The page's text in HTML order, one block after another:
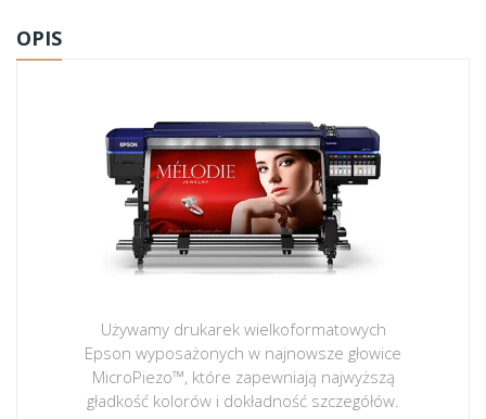
OPIS
Używamy drukarek wielkoformatowych
Epson wyposażonych w najnowsze głowice
MicroPiezo™, które zapewniają najwyższą
gładkość kolorów i dokładność szczegółów.